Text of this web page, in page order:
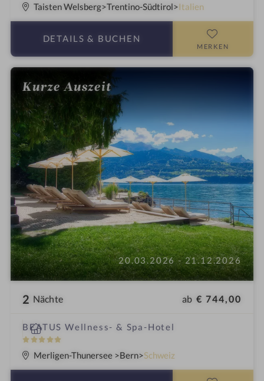
S
t
n
Taisten Welsberg Trentino-Südtirol Italien
DETAILS & BUCHEN
MERKEN
Kurze Auszeit
20.03.2026 - 21.12.2026
2 Nächte ab € 744,00
BEATUS Wellness- & Spa-Hotel
5
S
t
i
n
Merligen-Thunersee Bern Schweiz